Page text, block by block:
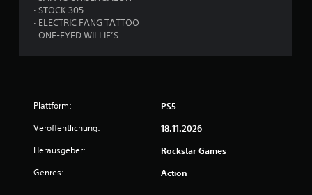
· STOCK 305
· ELECTRIC FANG TATTOO
· ONE-EYED WILLIE’S
Plattform: PS5
Veröffentlichung: 18.11.2026
Herausgeber: Rockstar Games
Genres: Action